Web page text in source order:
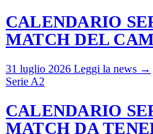
CALENDARIO
MATCH DEL
31 luglio 2026 Leggi la news →
Serie A2
CALENDARIO
MATCH DA